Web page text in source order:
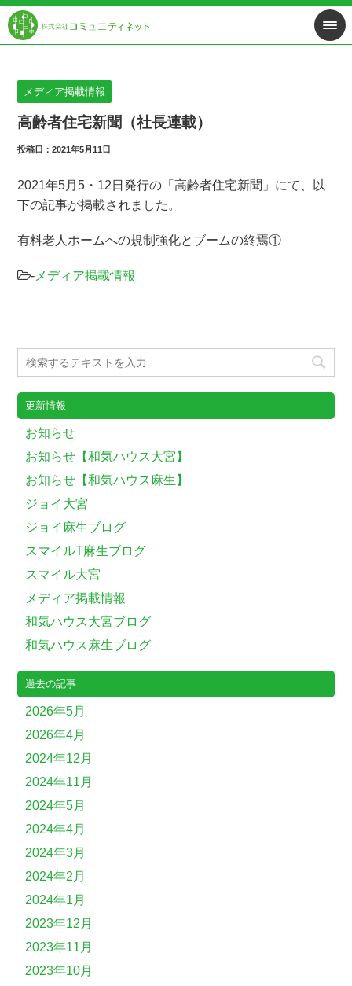
メディア掲載情報
高齢者住宅新聞（社長連載）
投稿日：2021年5月11日
2021年5月5・12日発行の「高齢者住宅新聞」にて、以
下の記事が掲載されました。
有料老人ホームへの規制強化とブームの終焉①
- メディア掲載情報
更新情報
お知らせ
お知らせ【和気ハウス大宮】
お知らせ【和気ハウス麻生】
ジョイ大宮
ジョイ麻生ブログ
スマイルT麻生ブログ
スマイル大宮
メディア掲載情報
和気ハウス大宮ブログ
和気ハウス麻生ブログ
過去の記事
2026年5月
2026年4月
2024年12月
2024年11月
2024年5月
2024年4月
2024年3月
2024年2月
2024年1月
2023年12月
2023年11月
2023年10月